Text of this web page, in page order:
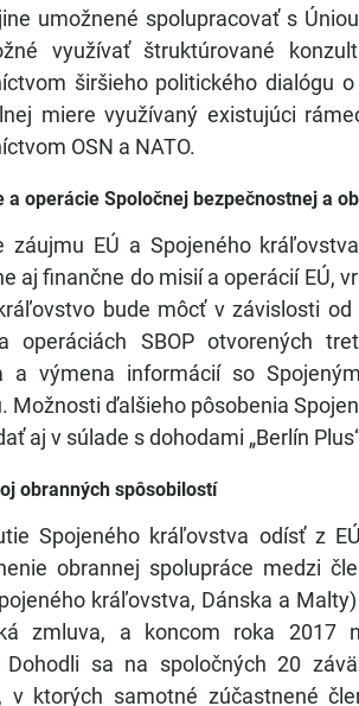
umožnené spolupracovať s
využívať štruktúrované
širšieho politického dialógu
miere využívaný existujúci
OSN a NATO.
a operácie Spoločnej bezpečnostnej a
záujmu EÚ a Spojeného
aj finančne do misií a operácií EÚ,
bude môcť v závislosti
operáciách SBOP otvorených
a výmena informácií so
Možnosti ďalšieho pôsobenia
aj v súlade s dohodami „Berlín
obranných spôsobilostí
Spojeného kráľovstva odísť z
obrannej spolupráce medzi
kráľovstva, Dánska a
zmluva, a koncom roka 2017
Dohodli sa na spoločných 20
v ktorých samotné zúčastnené